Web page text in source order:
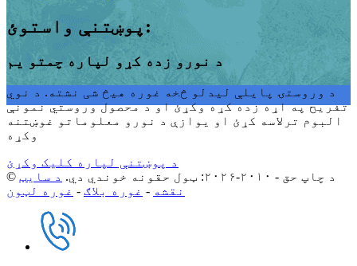
پوښتنې واستوئ:
د نورو زده کړو لپاره چمتو یم
د وروستۍ پایلې لیدلو څخه غوره هیڅ شی نشته. د نوي
تفریح ​​په اړه زده کړه وکړئ او د محصول وروستي نمونې
البوم ترلاسه کړئ او یوازې د نورو معلوماتو غوښتنه
وکړه
د پوښتنې لپاره کلیک وکړئ
© د چاپ حق - ۲۰۱۰-۲۰۲۶: ټول حقونه خوندي دي.
د سایټ
نقشه - غوره بلاګ - غوره لټون